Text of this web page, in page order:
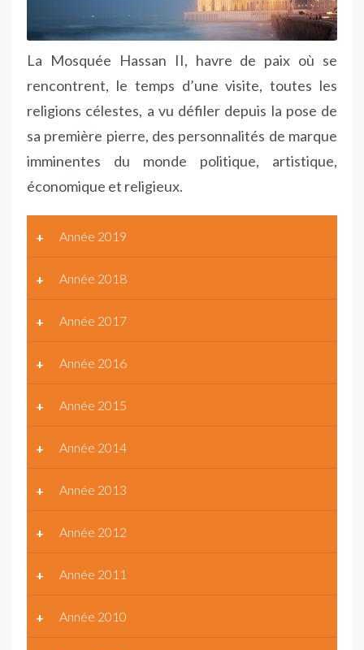
La Mosquée Hassan II, havre de paix où se
rencontrent, le temps d’une visite, toutes les
religions célestes, a vu défiler depuis la pose de
sa première pierre, des personnalités de marque
imminentes du monde politique, artistique,
économique et religieux.
Année 2019
Année 2018
Année 2017
Année 2016
Année 2015
Année 2014
Année 2013
Année 2012
Année 2011
Année 2010